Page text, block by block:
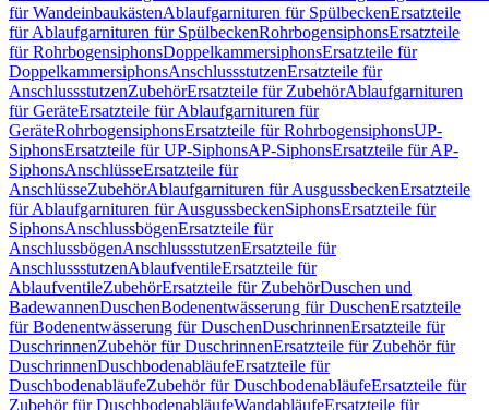
für WandeinbaukästenAblaufgarnituren für SpülbeckenErsatzteile
für Ablaufgarnituren für SpülbeckenRohrbogensiphonsErsatzteile
für RohrbogensiphonsDoppelkammersiphonsErsatzteile für
DoppelkammersiphonsAnschlussstutzenErsatzteile für
AnschlussstutzenZubehörErsatzteile für ZubehörAblaufgarnituren
für GeräteErsatzteile für Ablaufgarnituren für
GeräteRohrbogensiphonsErsatzteile für RohrbogensiphonsUP-
SiphonsErsatzteile für UP-SiphonsAP-SiphonsErsatzteile für AP-
SiphonsAnschlüsseErsatzteile für
AnschlüsseZubehörAblaufgarnituren für AusgussbeckenErsatzteile
für Ablaufgarnituren für AusgussbeckenSiphonsErsatzteile für
SiphonsAnschlussbögenErsatzteile für
AnschlussbögenAnschlussstutzenErsatzteile für
AnschlussstutzenAblaufventileErsatzteile für
AblaufventileZubehörErsatzteile für ZubehörDuschen und
BadewannenDuschenBodenentwässerung für DuschenErsatzteile
für Bodenentwässerung für DuschenDuschrinnenErsatzteile für
DuschrinnenZubehör für DuschrinnenErsatzteile für Zubehör für
DuschrinnenDuschbodenabläufeErsatzteile für
DuschbodenabläufeZubehör für DuschbodenabläufeErsatzteile für
Zubehör für DuschbodenabläufeWandabläufeErsatzteile für